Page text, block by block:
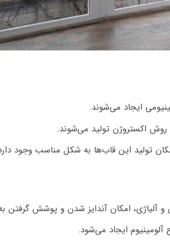
ایجاد می‌شوند.
روش اکستروژن تولید می‌شوند.
تولید این قاب‌ها به شکل مناسب وجود
و آلیاژی، امکان آندایز شدن و پوشش گرفتن
ایجاد می‌شود.